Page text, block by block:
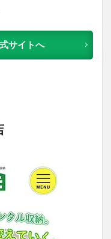
サイトへ